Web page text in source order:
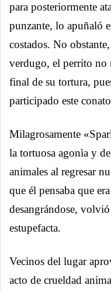
para posteriormente
punzante, lo apuñaló
costados. No
verdugo, el perrito
final de su tortura,
participado este
Milagrosamente
la tortuosa agonìa y
animales al regresar
que él pensaba que
desangrándose,
estupefacta.
Vecinos del lugar
acto de crueldad